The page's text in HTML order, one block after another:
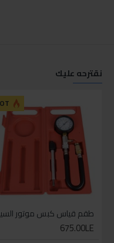
نقترحه عليك
675.00LE